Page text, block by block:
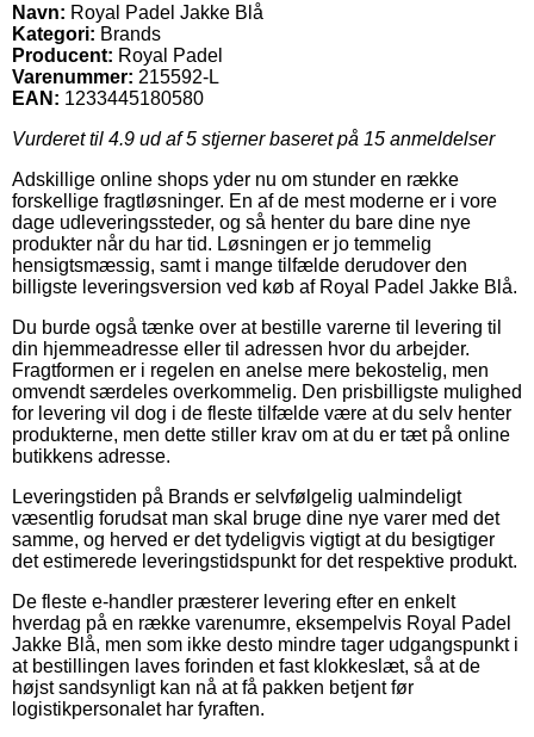
Navn: Royal Padel Jakke Blå
Kategori: Brands
Producent: Royal Padel
Varenummer: 215592-L
EAN: 1233445180580
Vurderet til 4.9 ud af 5 stjerner baseret på 15 anmeldelser
Adskillige online shops yder nu om stunder en række
forskellige fragtløsninger. En af de mest moderne er i vore
dage udleveringssteder, og så henter du bare dine nye
produkter når du har tid. Løsningen er jo temmelig
hensigtsmæssig, samt i mange tilfælde derudover den
billigste leveringsversion ved køb af Royal Padel Jakke Blå.
Du burde også tænke over at bestille varerne til levering til
din hjemmeadresse eller til adressen hvor du arbejder.
Fragtformen er i regelen en anelse mere bekostelig, men
omvendt særdeles overkommelig. Den prisbilligste mulighed
for levering vil dog i de fleste tilfælde være at du selv henter
produkterne, men dette stiller krav om at du er tæt på online
butikkens adresse.
Leveringstiden på Brands er selvfølgelig ualmindeligt
væsentlig forudsat man skal bruge dine nye varer med det
samme, og herved er det tydeligvis vigtigt at du besigtiger
det estimerede leveringstidspunkt for det respektive produkt.
De fleste e-handler præsterer levering efter en enkelt
hverdag på en række varenumre, eksempelvis Royal Padel
Jakke Blå, men som ikke desto mindre tager udgangspunkt i
at bestillingen laves forinden et fast klokkeslæt, så at de
højst sandsynligt kan nå at få pakken betjent før
logistikpersonalet har fyraften.